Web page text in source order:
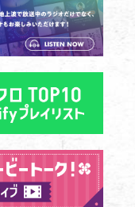
シリーズ第３弾
リーズ！
！
るエピソードも添え